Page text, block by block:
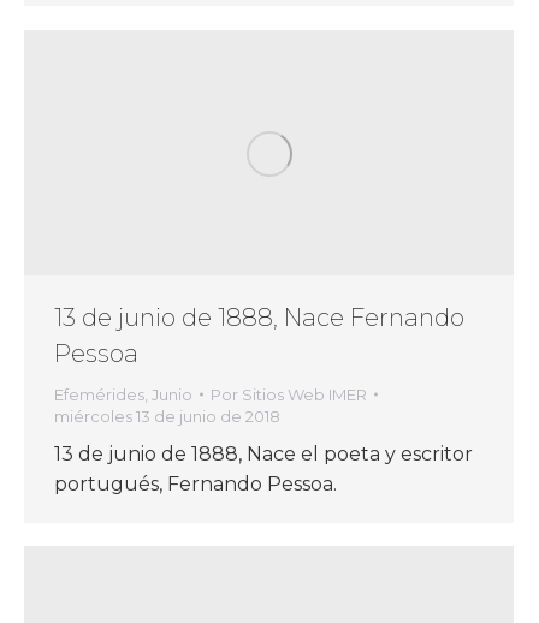
13 de junio de 1888, Nace Fernando
Pessoa
Efemérides Junio Por Sitios Web IMER
miércoles 13 de junio de 2018
13 de junio de 1888, Nace el poeta y escritor
portugués, Fernando Pessoa.